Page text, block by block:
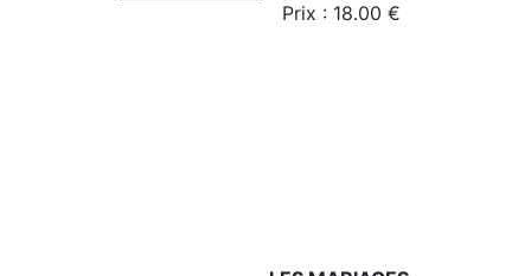
Prix : 18.00 €